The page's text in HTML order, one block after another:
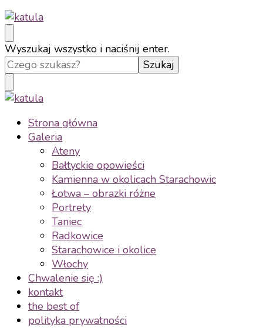
katula
twórz wspomnienia, nie zdjęcia
Szukasz
czegoś?
Wyszukaj wszystko i naciśnij enter.
katula
twórz wspomnienia, nie zdjęcia
Strona główna
Galeria
Ateny
Bałtyckie opowieści
Kamienna w okolicach Starachowic
Łotwa – obrazki różne
Portrety
Taniec
Radkowice
Starachowice i okolice
Włochy
Chwalenie się :)
kontakt
the best of
polityka prywatności